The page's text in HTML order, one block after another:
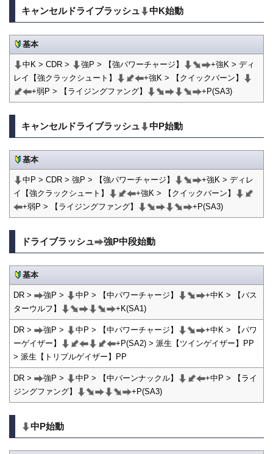
キャンセルドライブラッシュ 中K始動
基本
中K > CDR > 強P > 【強パワーチャージ】
+強K > ディ
レイ【強クラックシュート】
+強K > 【クイックバーン】
+弱P > 【ライジングファング】
+P(SA3)
キャンセルドライブラッシュ 中P始動
基本
中P > CDR > 強P > 【強パワーチャージ】
+強K > ディレ
イ【強クラックシュート】
+強K > 【クイックバーン】
+弱P > 【ライジングファング】
+P(SA3)
ドライブラッシュ 強P中段始動
基本
DR > 強P > 中P > 【中パワーチャージ】
+中K > 【バス
ターウルフ】
+K(SA1)
DR > 強P > 中P > 【中パワーチャージ】
+中K > 【パワ
ーゲイザー】
+P(SA2) > 派生【ツインゲイザー】PP
> 派生【トリプルゲイザー】PP
DR > 強P > 中P > 【中バーンナックル】
+中P > 【ライ
ジングファング】
+P(SA3)
中P始動